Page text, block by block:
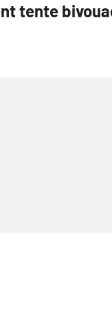
tente